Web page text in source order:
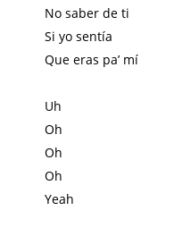
No saber de ti
Si yo sentía
Que eras pa’ mí
Uh
Oh
Oh
Oh
Yeah